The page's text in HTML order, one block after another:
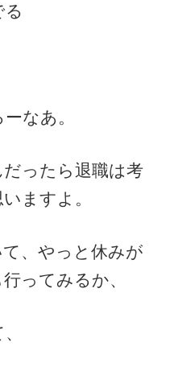
る
なあ。
ったら退職は考
ますよ。
、やっと休みが
ってみるか、